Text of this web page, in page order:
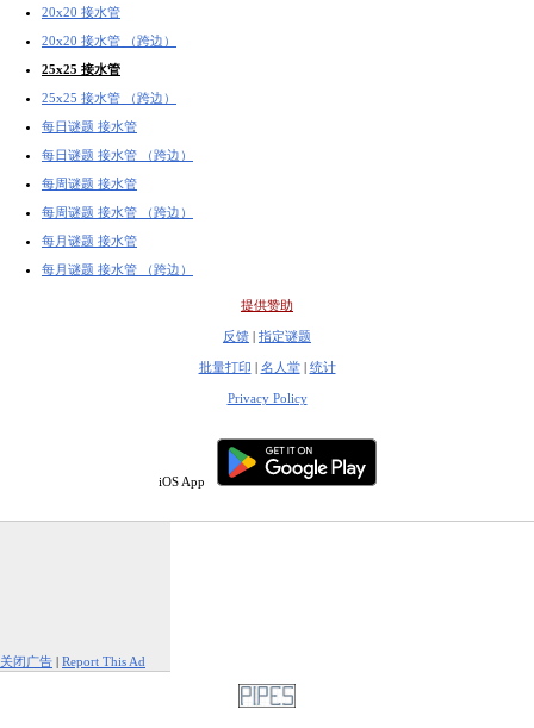
20x20 接水管
20x20 接水管 （跨边）
25x25 接水管
25x25 接水管 （跨边）
每日谜题 接水管
每日谜题 接水管 （跨边）
每周谜题 接水管
每周谜题 接水管 （跨边）
每月谜题 接水管
每月谜题 接水管 （跨边）
提供赞助
反馈 | 指定谜题
批量打印 | 名人堂| 统计
Privacy Policy
iOS App
关闭广告 | Report This Ad